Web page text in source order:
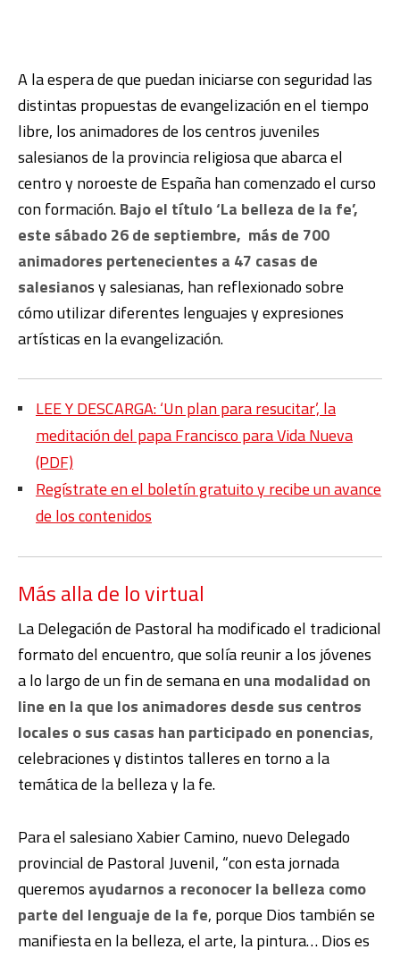
A la espera de que puedan iniciarse con seguridad las
distintas propuestas de evangelización en el tiempo
libre, los animadores de los centros juveniles
salesianos de la provincia religiosa que abarca el
centro y noroeste de España han comenzado el curso
con formación.Bajo el título ‘La belleza de la fe’,
este sábado 26 de septiembre, más de 700
animadores pertenecientes a 47 casas de
salesianos y salesianas, han reflexionado sobre
cómo utilizar diferentes lenguajes y expresiones
artísticas en la evangelización.
LEE Y DESCARGA: ‘Un plan para resucitar’, la
meditación del papa Francisco para Vida Nueva
(PDF)
Regístrate en el boletín gratuito y recibe un avance
de los contenidos
Más alla de lo virtual
La Delegación de Pastoral ha modificado el tradicional
formato del encuentro, que solía reunir a los jóvenes
a lo largo de un fin de semana enuna modalidad on
line en la que los animadores desde sus centros
locales o sus casas han participado en ponencias,
celebraciones ydistintos talleres en torno a la
temática de la belleza y la fe.
Para el salesiano Xabier Camino, nuevo Delegado
provincial de Pastoral Juvenil, “con esta jornada
queremos ayudarnos a reconocer la belleza como
parte del lenguaje de la fe, porque Dios también se
manifiesta en la belleza, el arte, la pintura… Dios es